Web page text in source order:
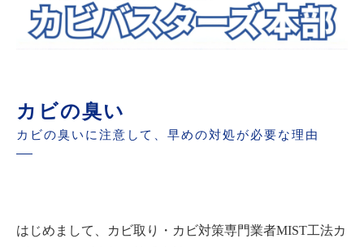
カビの臭い
カビの臭いに注意して、早めの対処が必要な理由
はじめまして、カビ取り・カビ対策専門業者MIST工法カ